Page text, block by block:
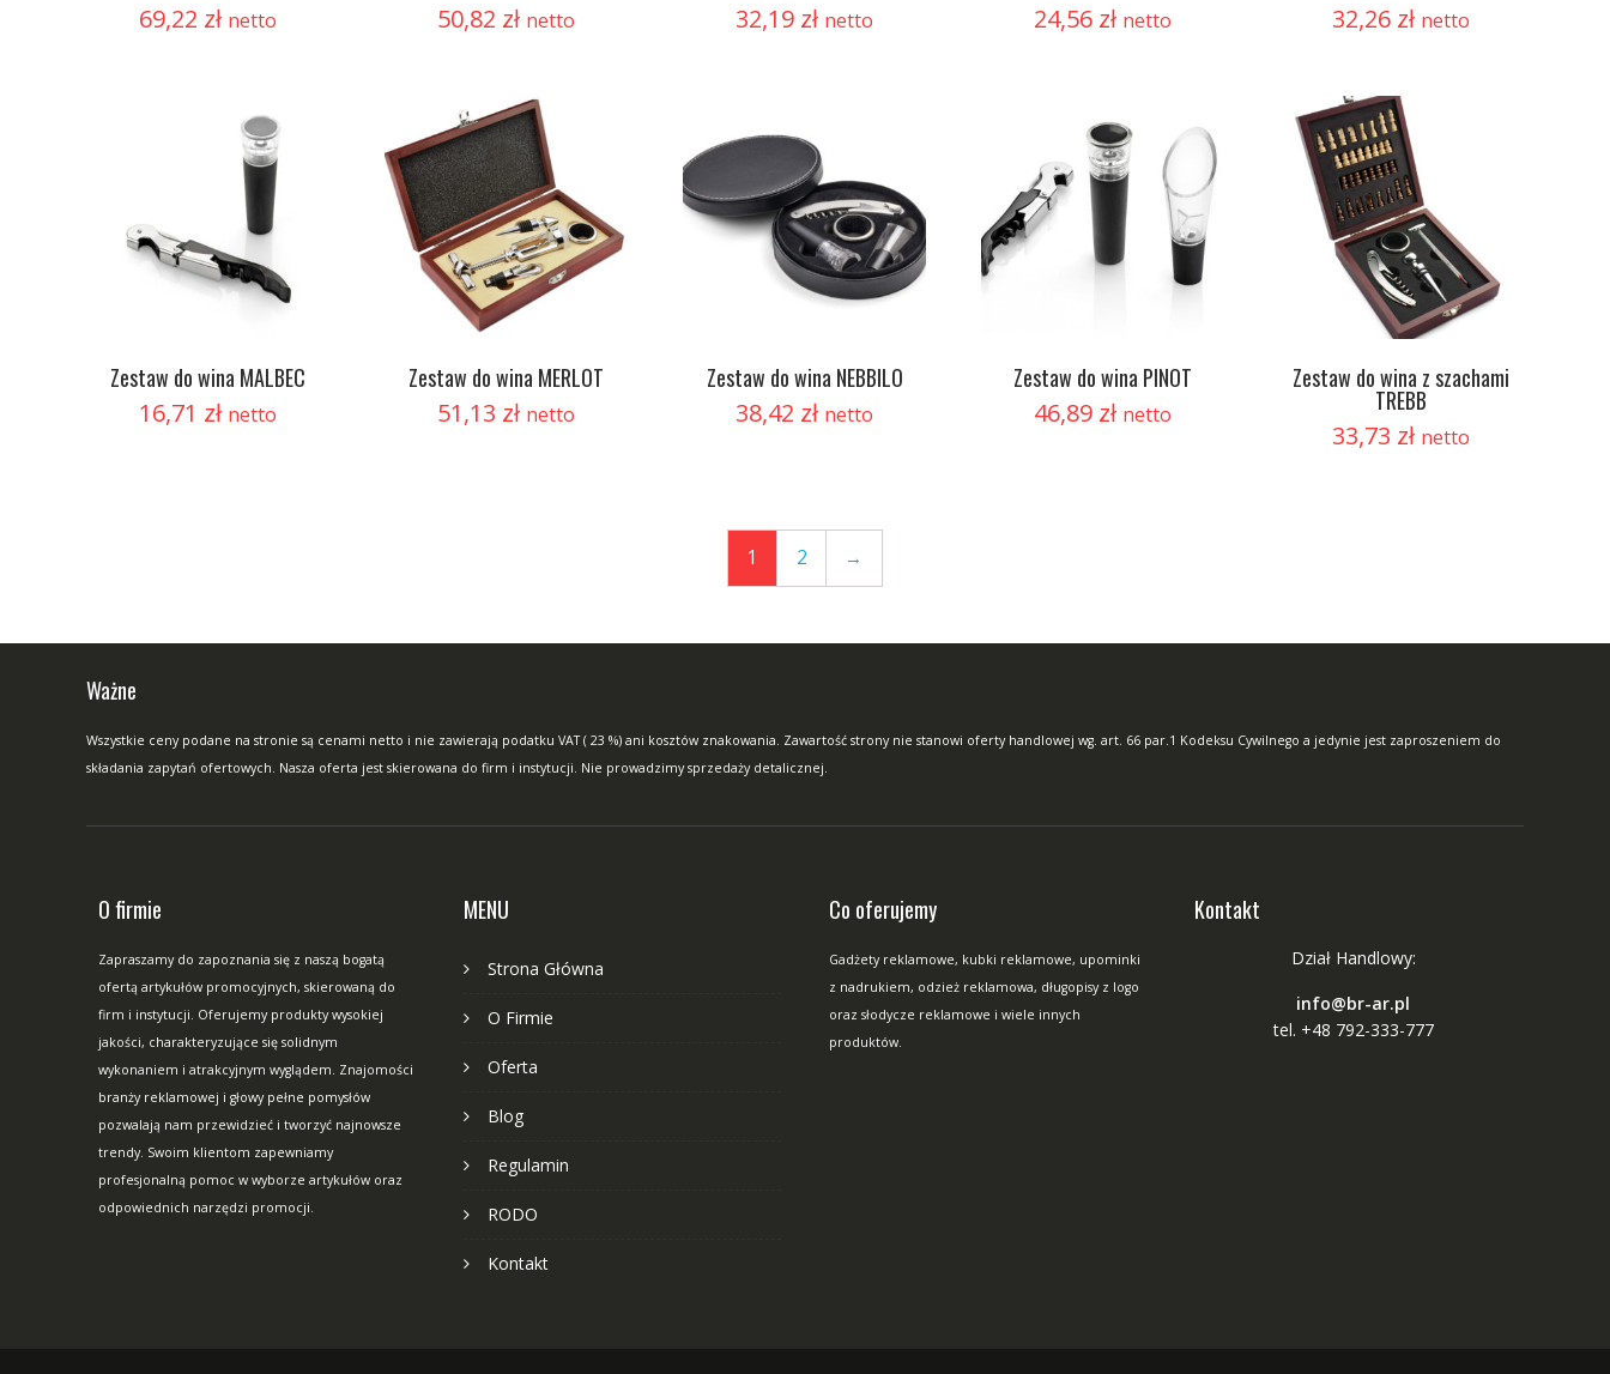
69,22 zł netto 50,82 zł netto 32,19 zł netto 24,56 zł netto 32,26 zł netto
Zestaw do wina MALBEC
16,71 zł netto
Zestaw do wina MERLOT
51,13 zł netto
Zestaw do wina NEBBILO
38,42 zł netto
Zestaw do wina PINOT
46,89 zł netto
Zestaw do wina z szachami
TREBB
33,73 zł netto
1 2 →
Ważne
Wszystkie ceny podane na stronie są cenami netto i nie zawierają podatku VAT ( 23 %) ani kosztów znakowania. Zawartość strony nie stanowi oferty handlowej wg. art. 66 par.1 Kodeksu Cywilnego a jedynie jest zaproszeniem do
składania zapytań ofertowych. Nasza oferta jest skierowana do firm i instytucji. Nie prowadzimy sprzedaży detalicznej.
O firmie
Zapraszamy do zapoznania się z naszą bogatą
ofertą artykułów promocyjnych, skierowaną do
firm i instytucji. Oferujemy produkty wysokiej
jakości, charakteryzujące się solidnym
wykonaniem i atrakcyjnym wyglądem. Znajomości
branży reklamowej i głowy pełne pomysłów
pozwalają nam przewidzieć i tworzyć najnowsze
trendy. Swoim klientom zapewniamy
profesjonalną pomoc w wyborze artykułów oraz
odpowiednich narzędzi promocji.
MENU
Strona Główna
O Firmie
Oferta
Blog
Regulamin
RODO
Kontakt
Co oferujemy
Gadżety reklamowe, kubki reklamowe, upominki
z nadrukiem, odzież reklamowa, długopisy z logo
oraz słodycze reklamowe i wiele innych
produktów.
Kontakt
Dział Handlowy:
info@br-ar.pl
tel. +48 792-333-777